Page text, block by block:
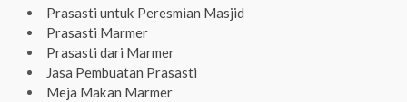
Prasasti untuk Peresmian Masjid
Prasasti Marmer
Prasasti dari Marmer
Jasa Pembuatan Prasasti
Meja Makan Marmer